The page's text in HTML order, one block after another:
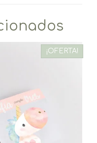
¡OFERTA!